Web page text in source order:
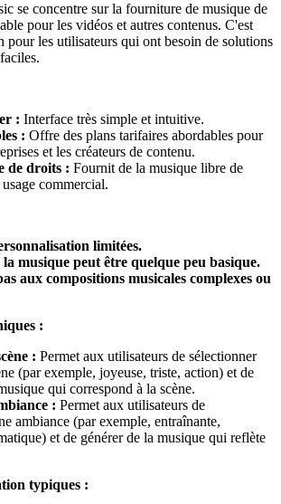
se concentre sur la fourniture de musique de
pour les vidéos et autres contenus. C'est
pour les utilisateurs qui ont besoin de solutions
: Interface très simple et intuitive.
: Offre des plans tarifaires abordables pour
et les créateurs de contenu.
de droits : Fournit de la musique libre de
commercial.
limitées.
musique peut être quelque peu basique.
aux compositions musicales complexes ou
:
: Permet aux utilisateurs de sélectionner
(par exemple, joyeuse, triste, action) et de
qui correspond à la scène.
: Permet aux utilisateurs de
ambiance (par exemple, entraînante,
et de générer de la musique qui reflète
typiques :